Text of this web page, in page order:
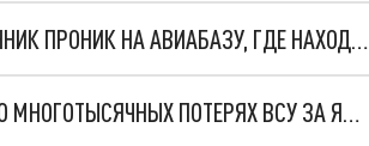
"ПРИМЕНИЛ ОГНЕСТРЕЛЬНОЕ ОРУЖИЕ": ЗЛОУМЫШЛЕННИК ПРОНИК НА АВИАБАЗУ, ГДЕ НАХОДИТСЯ САМОЛЁТ БАЙДЕНА
ПЕРЕМАЛЫВАЮТ НЕ ТОЛЬКО ТАНКИ: ШОЙГУ СООБЩИЛ О МНОГОТЫСЯЧНЫХ ПОТЕРЯХ ВСУ ЗА ЯНВАРЬ